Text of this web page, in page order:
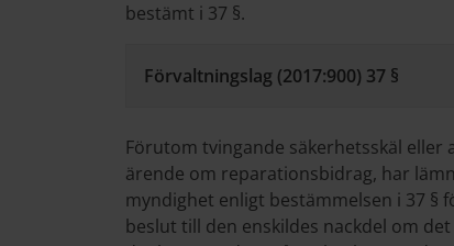
bestämt i 37 §.
Förvaltningslag (2017:900) 37 §
Förutom tvingande säkerhetsskäl
ärende om reparationsbidrag, har
myndighet enligt bestämmelsen i 37 §
beslut till den enskildes nackdel om